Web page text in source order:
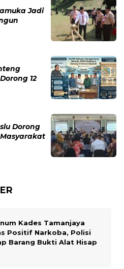
Jadi
12
Dorong
Kades Tamanjaya
Positif Narkoba, Polisi
Barang Bukti Alat Hisap